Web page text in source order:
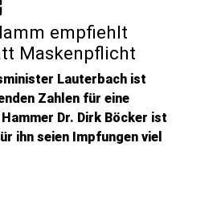
empfiehlt
Maskenpflicht
Lauterbach ist
Zahlen für eine
Dr. Dirk Böcker ist
ihn seien Impfungen viel